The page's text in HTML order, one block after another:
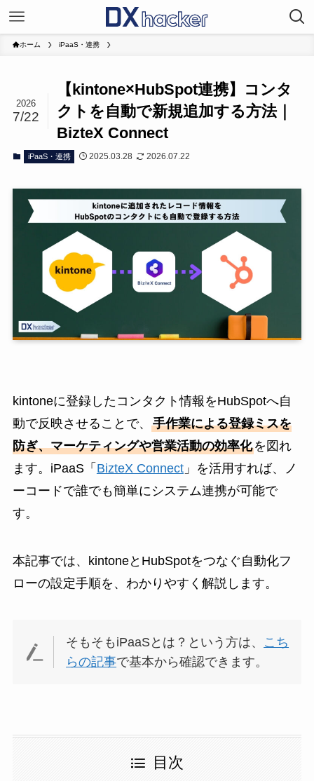
ホーム iPaaS・連携
【kintone×HubSpot連携】コンタ
クトを自動で新規追加する方法｜
BizteX Connect
2026
7/22
iPaaS・連携 2025.03.28 2026.07.22
kintoneに登録したコンタクト情報をHubSpotへ自
動で反映させることで、 手作業による登録ミスを
防ぎ、マーケティングや営業活動の効率化を図れ
ます。iPaaS「 BizteX Connect」を活用すれば、ノ
ーコードで誰でも簡単にシステム連携が可能で
す。
本記事では、kintoneとHubSpotをつなぐ自動化フ
ローの設定手順を、わかりやすく解説します。
そもそもiPaaSとは？という方は、 こち
らの記事で基本から確認できます。
目次